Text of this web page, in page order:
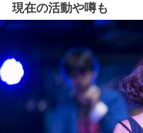
現在の活動や噂も